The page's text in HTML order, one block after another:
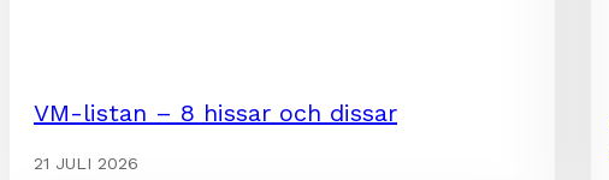
VM-listan – 8 hissar och dissar
21 JULI 2026